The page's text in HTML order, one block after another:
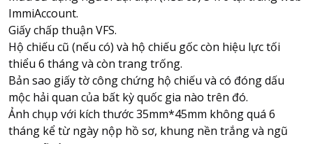
ImmiAccount.
Giấy chấp thuận VFS.
Hộ chiếu cũ (nếu có) và hộ chiếu gốc còn hiệu lực tối
thiểu 6 tháng và còn trang trống.
Bản sao giấy tờ công chứng hộ chiếu và có đóng dấu
mộc hải quan của bất kỳ quốc gia nào trên đó.
Ảnh chụp với kích thước 35mm*45mm không quá 6
tháng kể từ ngày nộp hồ sơ, khung nền trắng và ngũ